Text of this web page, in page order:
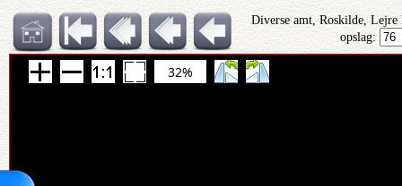
Diverse amt, Roskilde,
opslag:
32%